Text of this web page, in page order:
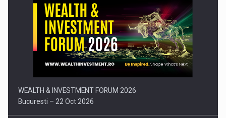
Comunicat de presa: Joburile part-time reincep sa intre pe…
WEALTH & INVESTMENT FORUM 2026
Bucuresti – 22 Oct 2026